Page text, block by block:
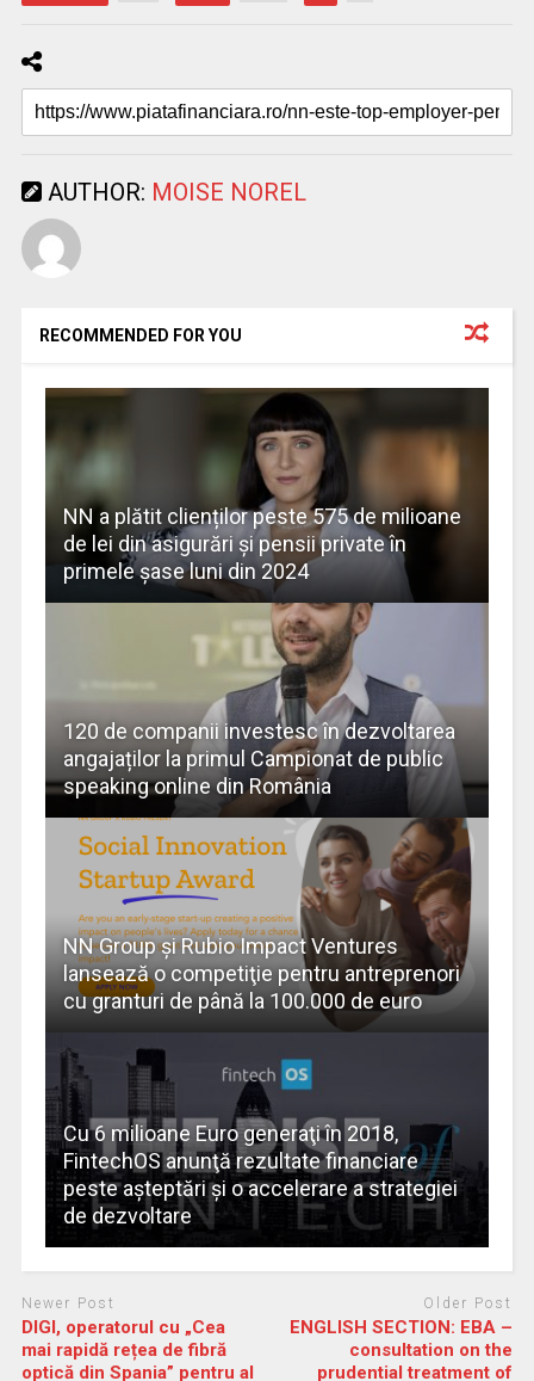
AUTHOR: MOISE NOREL
RECOMMENDED FOR YOU
NN a plătit clienților peste 575 de milioane
de lei din asigurări și pensii private în
primele șase luni din 2024
120 de companii investesc în dezvoltarea
angajaților la primul Campionat de public
speaking online din România
NN Group și Rubio Impact Ventures
lansează o competiţie pentru antreprenori
cu granturi de până la 100.000 de euro
Cu 6 milioane Euro generaţi în 2018,
FintechOS anunţă rezultate financiare
peste aşteptări şi o accelerare a strategiei
de dezvoltare
Newer Post
DIGI, operatorul cu „Cea
mai rapidă rețea de fibră
optică din Spania” pentru al
Older Post
ENGLISH SECTION: EBA –
consultation on the
prudential treatment of